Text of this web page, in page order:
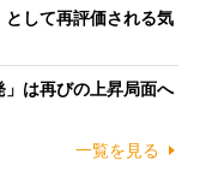
して再評価される気
は再びの上昇局面へ
一覧を見る